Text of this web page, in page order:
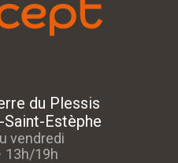
du Plessis
Estèphe
vendredi
13h/19h